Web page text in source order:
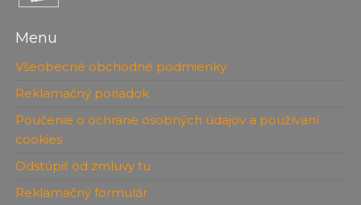
Menu
Všeobecné obchodné podmienky
Reklamačný poriadok
Poučenie o ochrane osobných údajov a používaní
cookies
Odstúpiť od zmluvy tu
Reklamačný formulár